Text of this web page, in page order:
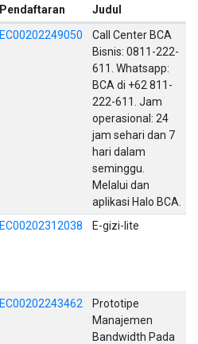
Pendaftaran
Judul
EC00202249050
Call Center BCA
Bisnis: 0811-222-
611. Whatsapp:
BCA di +62 811-
222-611. Jam
operasional: 24
jam sehari dan 7
hari dalam
seminggu.
Melalui dan
aplikasi Halo BCA.
EC00202312038 E-gizi-lite
EC00202243462
Prototipe
Manajemen
Bandwidth Pada